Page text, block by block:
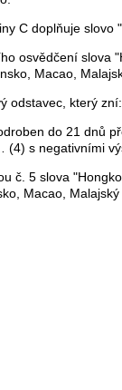
C doplňuje slovo
osvědčení slova
Macao,
odstavec, který zní:
do 21 dnů
s negativními
č. 5 slova
Macao,
škod"